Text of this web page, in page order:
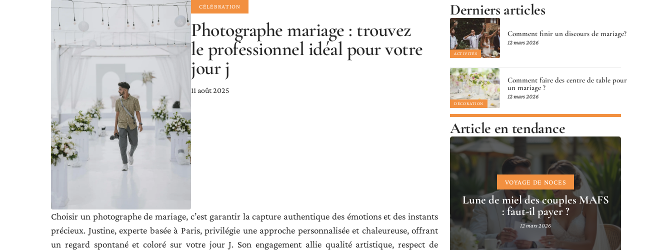
CÉLÉBRATION
Photographe mariage : trouvez
le professionnel idéal pour votre
jour j
11 août 2025
Choisir un photographe de mariage, c’est garantir la capture authentique des émotions et des instants
précieux. Justine, experte basée à Paris, privilégie une approche personnalisée et chaleureuse, offrant
un regard spontané et coloré sur votre jour J. Son engagement allie qualité artistique, respect de
Derniers articles
ACTIVITÉS
Comment finir un discours de mariage?
12 mars 2026
DÉCORATION
Comment faire des centre de table pour
un mariage ?
12 mars 2026
Article en tendance
VOYAGE DE NOCES
Lune de miel des couples MAFS
: faut-il payer ?
12 mars 2026